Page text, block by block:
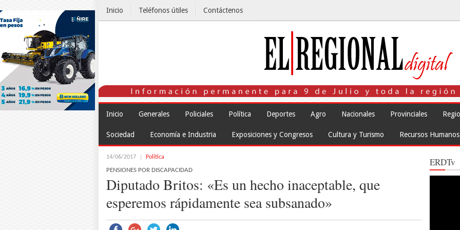
Inicio Teléfonos útiles Contáctenos
Inicio Generales Policiales Política Deportes Agro Nacionales Provinciales
Sociedad Economía e Industria Exposiciones y Congresos Cultura y Turismo Recursos Humanos
14/06/2017 Política
PENSIONES POR DISCAPACIDAD
Diputado Britos: «Es un hecho inaceptable, que
esperemos rápidamente sea subsanado»
ERDTv